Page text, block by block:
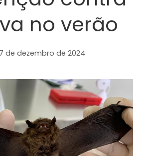
no verão
de dezembro de 2024